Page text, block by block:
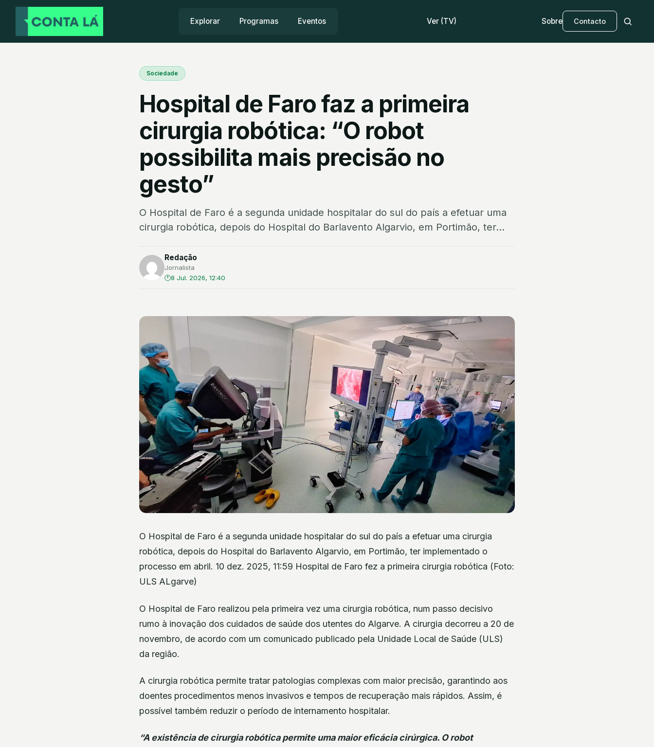
Explorar Programas Eventos Ver (TV) Sobre Contacto
Sociedade
Hospital de Faro faz a primeira
cirurgia robótica: “O robot
possibilita mais precisão no
gesto”
O Hospital de Faro é a segunda unidade hospitalar do sul do país a efetuar uma
cirurgia robótica, depois do Hospital do Barlavento Algarvio, em Portimão, ter...
Redação
Jornalista
8 Jul. 2026, 12:40
O Hospital de Faro é a segunda unidade hospitalar do sul do país a efetuar uma cirurgia
robótica, depois do Hospital do Barlavento Algarvio, em Portimão, ter implementado o
processo em abril. 10 dez. 2025, 11:59 Hospital de Faro fez a primeira cirurgia robótica (Foto:
ULS ALgarve)
O Hospital de Faro realizou pela primeira vez uma cirurgia robótica, num passo decisivo
rumo à inovação dos cuidados de saúde dos utentes do Algarve. A cirurgia decorreu a 20 de
novembro, de acordo com um comunicado publicado pela Unidade Local de Saúde (ULS)
da região.
A cirurgia robótica permite tratar patologias complexas com maior precisão, garantindo aos
doentes procedimentos menos invasivos e tempos de recuperação mais rápidos. Assim, é
possível também reduzir o período de internamento hospitalar.
“A existência de cirurgia robótica permite uma maior eficácia cirúrgica. O robot